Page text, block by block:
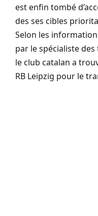
est enfin tombé
des ses cibles
Selon les
par le spécialiste
le club catalan a
RB Leipzig pour le